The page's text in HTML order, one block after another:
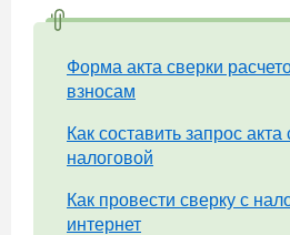
Форма акта сверки
взносам
Как составить запрос акта
налоговой
Как провести сверку с
интернет